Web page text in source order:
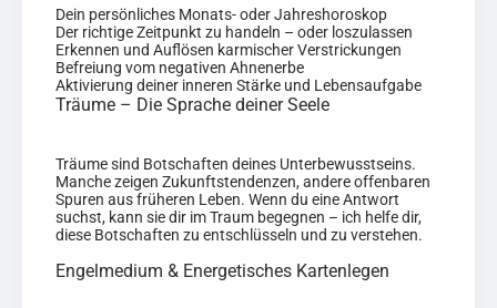
Dein persönliches Monats- oder Jahreshoroskop
Der richtige Zeitpunkt zu handeln – oder loszulassen
Erkennen und Auflösen karmischer Verstrickungen
Befreiung vom negativen Ahnenerbe
Aktivierung deiner inneren Stärke und Lebensaufgabe
Träume – Die Sprache deiner Seele
Träume sind Botschaften deines Unterbewusstseins.
Manche zeigen Zukunftstendenzen, andere offenbaren
Spuren aus früheren Leben. Wenn du eine Antwort
suchst, kann sie dir im Traum begegnen – ich helfe dir,
diese Botschaften zu entschlüsseln und zu verstehen.
Engelmedium & Energetisches Kartenlegen